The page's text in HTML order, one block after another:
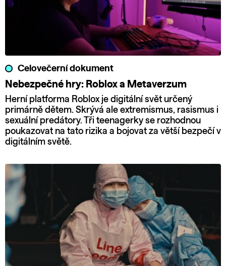
Celovečerní dokument
Nebezpečné hry: Roblox a Metaverzum
Herní platforma Roblox je digitální svět určený
primárně dětem. Skrývá ale extremismus, rasismus i
sexuální predátory. Tři teenagerky se rozhodnou
poukazovat na tato rizika a bojovat za větší bezpečí v
digitálním světě.